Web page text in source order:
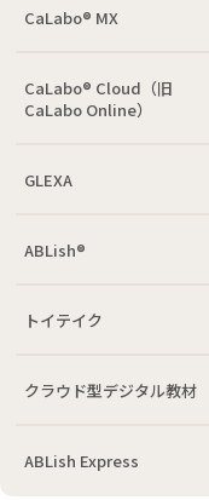
CaLabo® MX
CaLabo® Cloud（旧
CaLabo Online）
GLEXA
ABLish®
トイテイク
クラウド型デジタル教材
ABLish Express